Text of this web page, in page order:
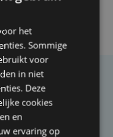
opgemerkt in dit
het
Sommige
voor
in niet
Deze
cookies
en
ervaring op